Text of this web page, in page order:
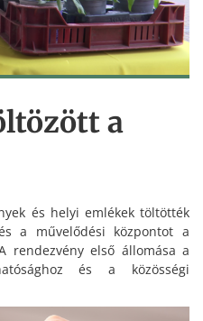
a
és helyi emlékek töltötték
a művelődési központot a
rendezvény első állomása a
és a közösségi